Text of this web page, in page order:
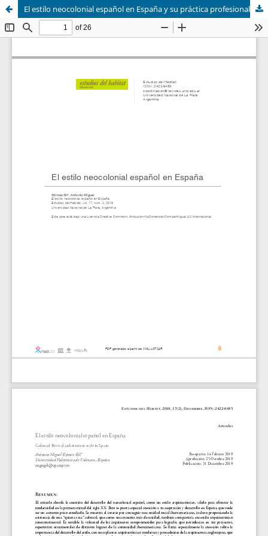
El estilo neocolonial español en España y su práctica profesional